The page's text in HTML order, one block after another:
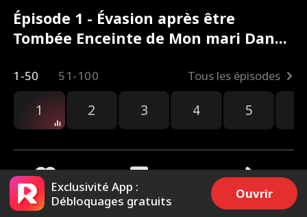
Épisode 1 - Évasion après être
Tombée Enceinte de Mon mari Dans
1-50 51-100 Tous les épisodes
1 2 3 4 5
3.1k 2.7k Partager
Exclusivité App :
Débloquages gratuits
Ouvrir